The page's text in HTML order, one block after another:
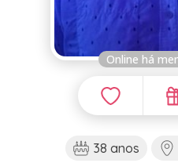
Online há
38 anos